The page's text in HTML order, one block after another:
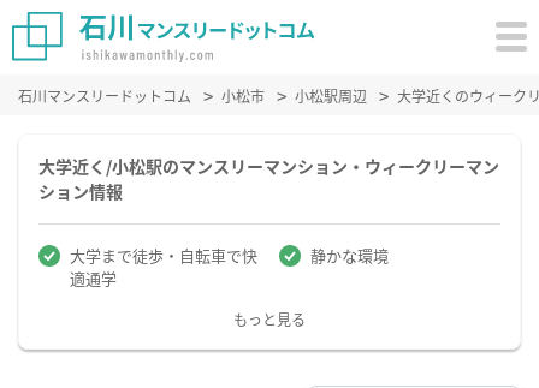
石川マンスリードットコム 小松市 小松駅周辺 大学近くのウィーク
大学近く/小松駅のマンスリーマンション・ウィークリーマン
ション情報
大学まで徒歩・自転車で快
適通学
静かな環境
もっと見る